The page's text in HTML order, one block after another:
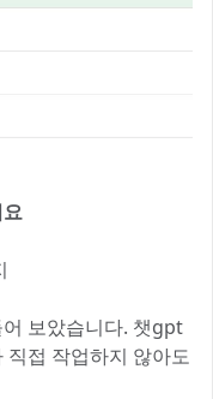
보았습니다. 챗gpt
접 작업하지 않아도